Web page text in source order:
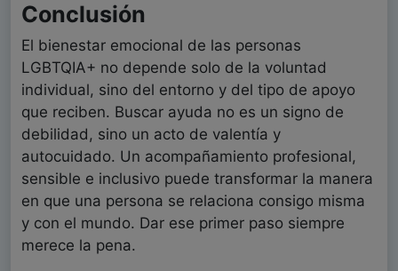
Conclusión
El bienestar emocional de las personas
LGBTQIA+ no depende solo de la voluntad
individual, sino del entorno y del tipo de apoyo
que reciben. Buscar ayuda no es un signo de
debilidad, sino un acto de valentía y
autocuidado. Un acompañamiento profesional,
sensible e inclusivo puede transformar la manera
en que una persona se relaciona consigo misma
y con el mundo. Dar ese primer paso siempre
merece la pena.